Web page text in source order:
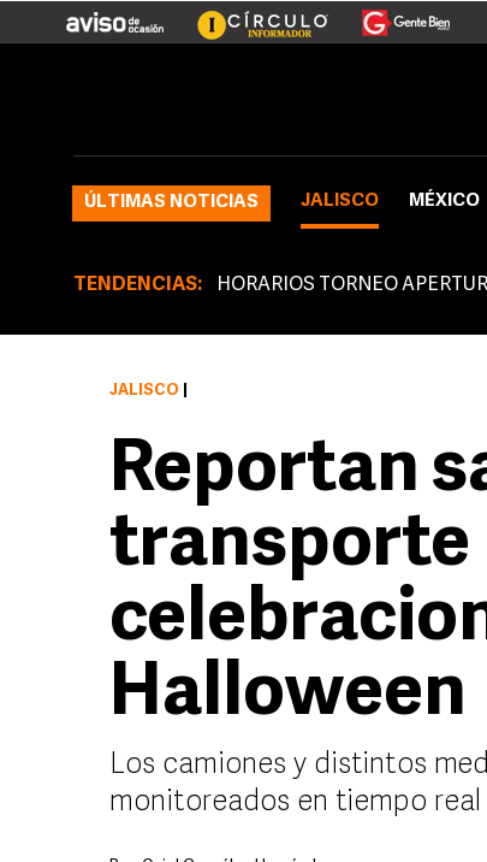
ÚLTIMAS NOTICIAS JALISCO MÉXICO
TENDENCIAS: HORARIOS TORNEO
JALISCO
Reportan
transporte
Halloween
Los camiones y distintos
monitoreados en tiempo